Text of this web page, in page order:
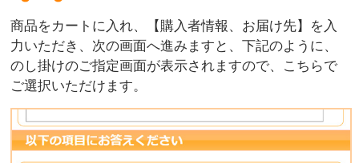
商品をカートに入れ、【購入者情報、お届け先】を入
力いただき、次の画面へ進みますと、下記のように、
のし掛けのご指定画面が表示されますので、こちらで
ご選択いただけます。